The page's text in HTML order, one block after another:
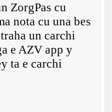
ZorgPas cu
nota cu una bes
un carchi
e AZV app y
ta e carchi